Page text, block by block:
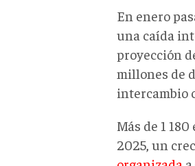
En enero
una caída
proyección
millones de
intercambio
Más de 1
2025, un